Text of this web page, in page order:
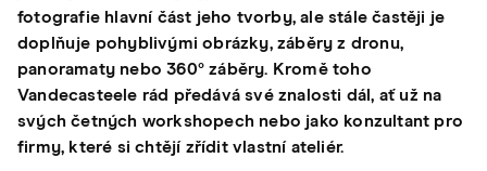
fotografie hlavní část jeho tvorby, ale stále častěji je
doplňuje pohyblivými obrázky, záběry z dronu,
panoramaty nebo 360° záběry. Kromě toho
Vandecasteele rád předává své znalosti dál, ať už na
svých četných workshopech nebo jako konzultant pro
firmy, které si chtějí zřídit vlastní ateliér.